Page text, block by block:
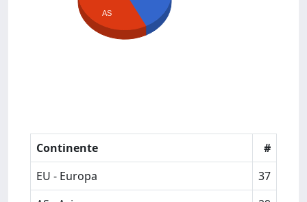
AS
Continente
#
EU - Europa
37